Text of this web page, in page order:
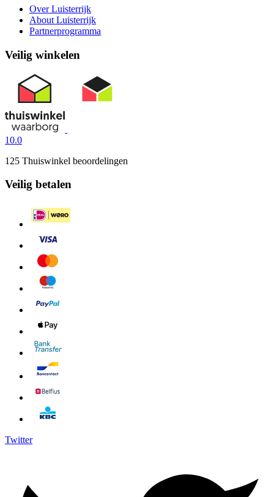
Over Luisterrijk
About Luisterrijk
Partnerprogramma
Veilig winkelen
10.0
125 Thuiswinkel beoordelingen
Veilig betalen
Twitter